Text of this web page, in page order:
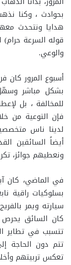
بحوادث ، وكنا
هدايا ونتحدث
قوله السرعة
والوعي.
أسبوع المرور كان
بشكل مباشر
للمخالفة ، بل
فإن التوعية من
لدينا ناس
أيضاً السائقين
ونعطيهم جوائز،
في الماضي، كان
بسلوكيات راقية
سيارته ويمر
كان السائق يحرص
تتسبب في تطاير
تتم دون الحاجة
تعكس تربيتهم